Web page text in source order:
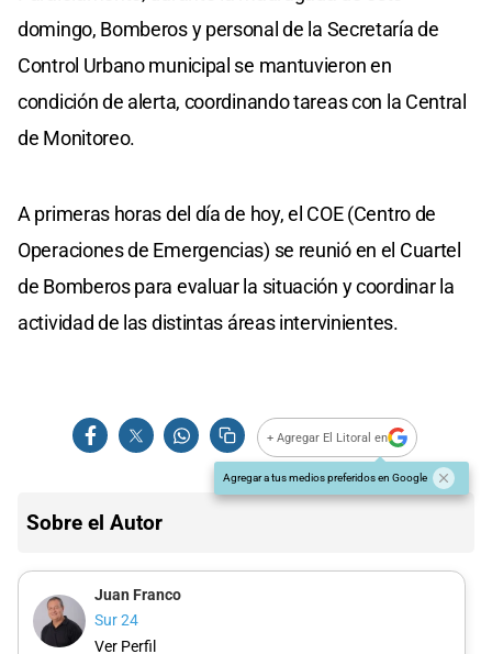
domingo, Bomberos y personal de la Secretaría de
Control Urbano municipal se mantuvieron en
condición de alerta, coordinando tareas con la Central
de Monitoreo.
A primeras horas del día de hoy, el COE (Centro de
Operaciones de Emergencias) se reunió en el Cuartel
de Bomberos para evaluar la situación y coordinar la
actividad de las distintas áreas intervinientes.
+ Agregar El Litoral en
Agregar a tus medios preferidos en Google
Sobre el Autor
Juan Franco
Sur 24
Ver Perfil